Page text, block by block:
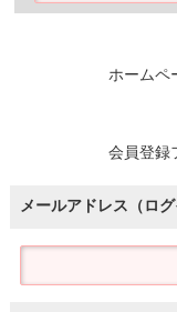
住宅ローン控除シミュレ
ホームペ
会員登録
メールアドレス（ログ